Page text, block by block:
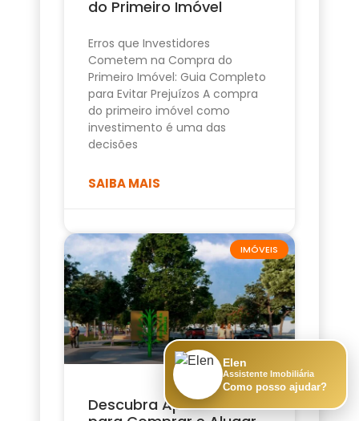
do Primeiro Imóvel
Erros que Investidores
Cometem na Compra do
Primeiro Imóvel: Guia Completo
para Evitar Prejuízos A compra
do primeiro imóvel como
investimento é uma das
decisões
SAIBA MAIS
IMÓVEIS
Descubra Apartamento
Elen
Assistente Imobiliária
Como posso ajudar?